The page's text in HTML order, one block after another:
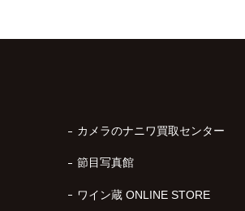
カメラのナニワ買取センター
節目写真館
ワイン蔵 ONLINE STORE